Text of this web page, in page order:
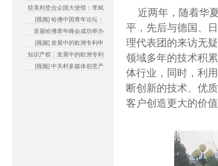
驻美利坚合众国大使馆：李斌
[视频] 哈佛中国青年论坛：
首届哈佛青年峰会成功举办
[视频] 发展中的欧洲专利申
知识产权┆发展中的欧洲专利
[视频] 中关村多媒体创意产
近两年，随着华
平，先后与德国、
理代表团的来访无
领域多年的技术积
体行业，同时，利
断创新的技术、优
客户创造更大的价